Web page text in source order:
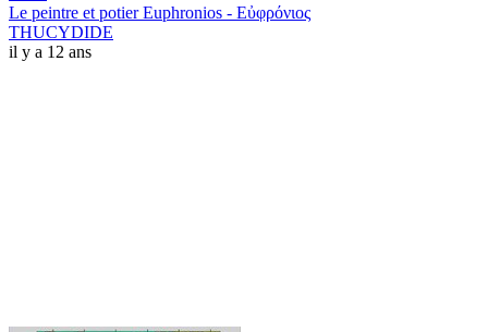
Le peintre et potier Euphronios - Εὐφρόνιος
THUCYDIDE
il y a 12 ans